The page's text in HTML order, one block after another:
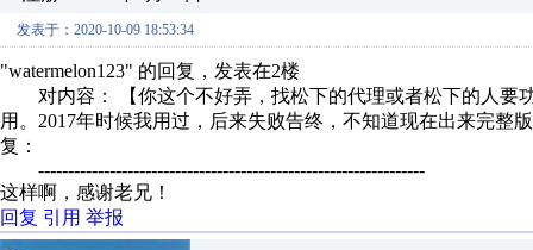
发表于：2020-10-09 18:53:34
"watermelon123" 的回复，发表在2楼
对内容： 【你这个不好弄，找松下的代理或者松下的人要
用。2017年时候我用过，后来失败告终，不知道现在出来完整
复：
-----------------------------------------------------------------
这样啊，感谢老兄！
回复 引用 举报